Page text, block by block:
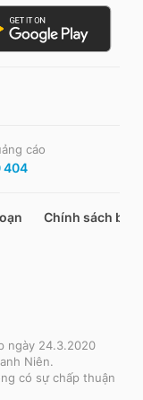
cáo
404
Chính sách bảo
ngày 24.3.2020
Niên.
có sự chấp thuận